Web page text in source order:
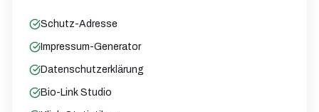
Schutz-Adresse
Impressum-Generator
Datenschutzerklärung
Bio-Link Studio